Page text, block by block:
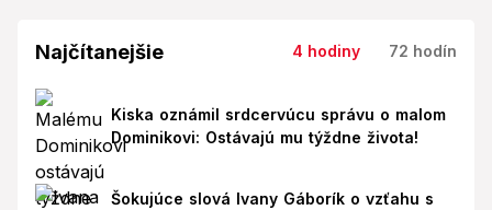
Najčítanejšie 4 hodiny 72 hodín
Kiska oznámil srdcervúcu správu o malom
Dominikovi: Ostávajú mu týždne života!
Šokujúce slová Ivany Gáborík o vzťahu s